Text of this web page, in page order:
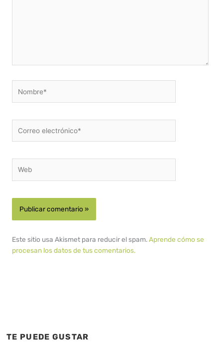
electrónico*
Este sitio usa Akismet para reducir el spam.Aprende cómo se
procesan los datos de tus comentarios.
TE PUEDE GUSTAR